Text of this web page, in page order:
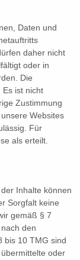
Daten und
daher nicht
oder in
Die
Es ist nicht
Zustimmung
Websites
Für
als erteilt.
Inhalte können
Sorgfalt keine
gemäß § 7
den
bis 10 TMG sind
oder